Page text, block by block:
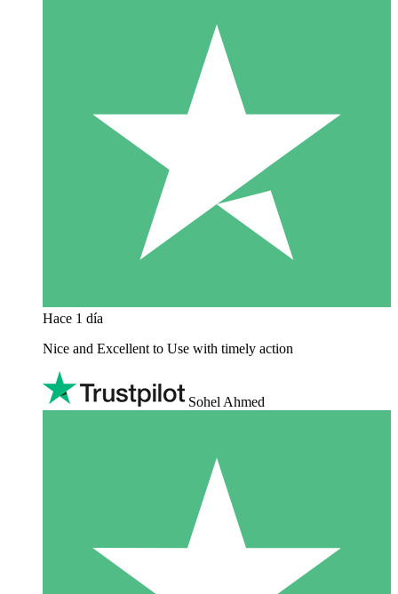
Hace 1 día
Nice and Excellent to Use with timely action
Sohel Ahmed